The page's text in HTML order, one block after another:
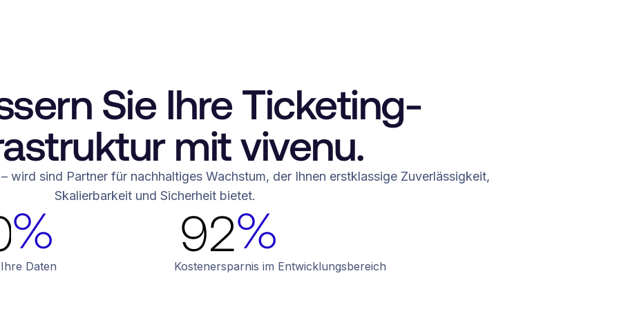
Sie Ihre Ticketing-
mit vivenu.
wird sind Partner für nachhaltiges Wachstum, der Ihnen erstklassige Zuverlässigkeit,
Skalierbarkeit und Sicherheit bietet.
%
Daten 0
6
7
8
9
0
1
2
3
9
%
Kostenersparnis im Entwicklungsbereich
0
1
2
96
7
8
9
6
7
8
9